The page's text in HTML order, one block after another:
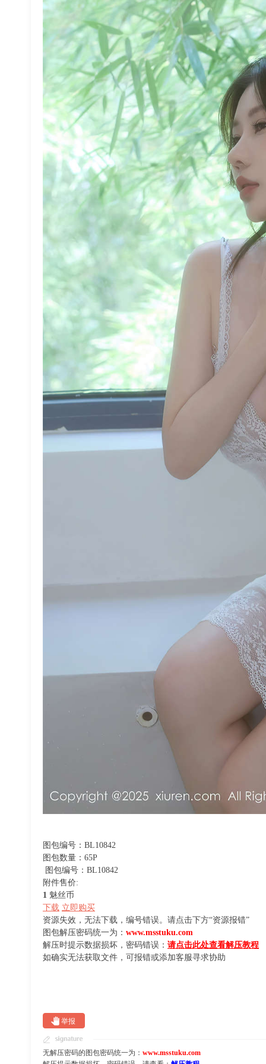
图包编号：BL10842
图包数量：65P
图包编号：BL10842
附件售价:
1 魅丝币
下载 立即购买
资源失效，无法下载，编号错误。请点击下方“资源报错”
图包解压密码统一为： www.msstuku.com
解压时提示数据损坏，密码错误： 请点击此处查看解压教程
如确实无法获取文件，可报错或添加客服寻求协助
举报
无解压密码的图包密码统一为： www.msstuku.com